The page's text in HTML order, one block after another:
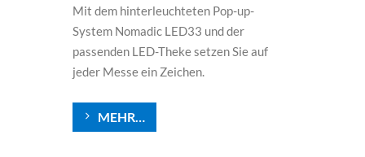
Mit dem hinterleuchteten Pop-up-
System Nomadic LED33 und der
passenden LED-Theke setzen Sie auf
jeder Messe ein Zeichen.
MEHR…